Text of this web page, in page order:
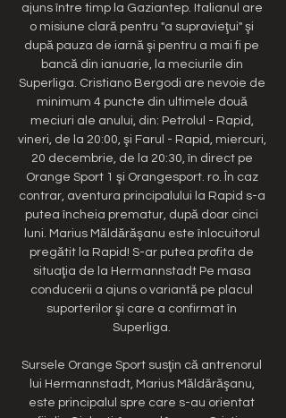
ajuns între timp la Gaziantep. Italianul are
o misiune clară pentru "a supravieţui" şi
după pauza de iarnă şi pentru a mai fi pe
bancă din ianuarie, la meciurile din
Superliga. Cristiano Bergodi are nevoie de
minimum 4 puncte din ultimele două
meciuri ale anului, din: Petrolul - Rapid,
vineri, de la 20:00, şi Farul - Rapid, miercuri,
20 decembrie, de la 20:30, în direct pe
Orange Sport 1 şi Orangesport. ro. În caz
contrar, aventura principalului la Rapid s-a
putea încheia prematur, după doar cinci
luni. Marius Măldărăşanu este înlocuitorul
pregătit la Rapid! S-ar putea profita de
situaţia de la Hermannstadt Pe masa
conducerii a ajuns o variantă pe placul
suporterilor şi care a confirmat în
Superliga.
Sursele Orange Sport susţin că antrenorul
lui Hermannstadt, Marius Măldărăşanu,
este principalul spre care s-au orientat